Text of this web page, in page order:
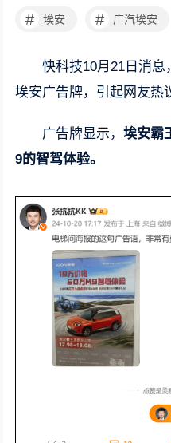
# 埃安 # 广汽埃安
快科技10月21日消
埃安广告牌，引起网友热
广告牌显示，埃安霸
9的智驾体验。